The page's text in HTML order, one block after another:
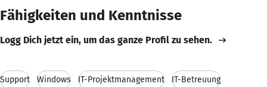
Fähigkeiten und Kenntnisse
Logg Dich jetzt ein, um das ganze Profil zu sehen.
Support Windows IT-Projektmanagement IT-Betreuung